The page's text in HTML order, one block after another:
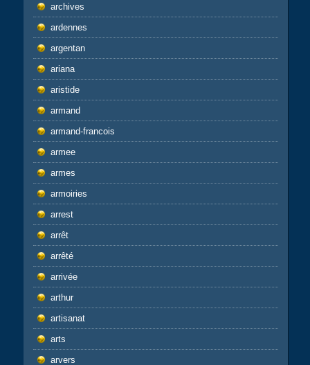
archives
ardennes
argentan
ariana
aristide
armand
armand-francois
armee
armes
armoiries
arrest
arrêt
arrêté
arrivée
arthur
artisanat
arts
arvers